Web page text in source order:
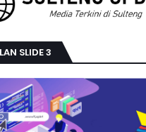
SLIDE 3